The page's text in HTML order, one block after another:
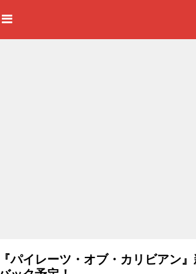
『パイレーツ・オブ・カリビアン